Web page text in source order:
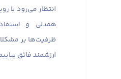
انتظار می‌رود با
همدلی و
ظرفیت‌ها بر
ارزشمند فائق